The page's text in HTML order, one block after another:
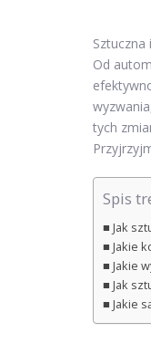
Od
tych
Spis
Jak
Jakie
Jakie
Jak
Jakie